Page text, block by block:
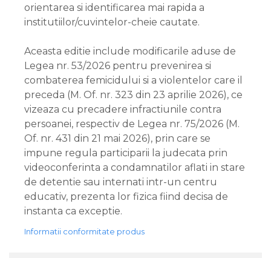
orientarea si identificarea mai rapida a
institutiilor/cuvintelor-cheie cautate.
Aceasta editie include modificarile aduse de
Legea nr. 53/2026 pentru prevenirea si
combaterea femicidului si a violentelor care il
preceda (M. Of. nr. 323 din 23 aprilie 2026), ce
vizeaza cu precadere infractiunile contra
persoanei, respectiv de Legea nr. 75/2026 (M.
Of. nr. 431 din 21 mai 2026), prin care se
impune regula participarii la judecata prin
videoconferinta a condamnatilor aflati in stare
de detentie sau internati intr-un centru
educativ, prezenta lor fizica fiind decisa de
instanta ca exceptie.
Informatii conformitate produs